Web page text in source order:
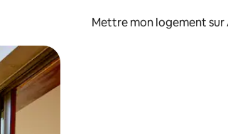
Mettre mon logement sur